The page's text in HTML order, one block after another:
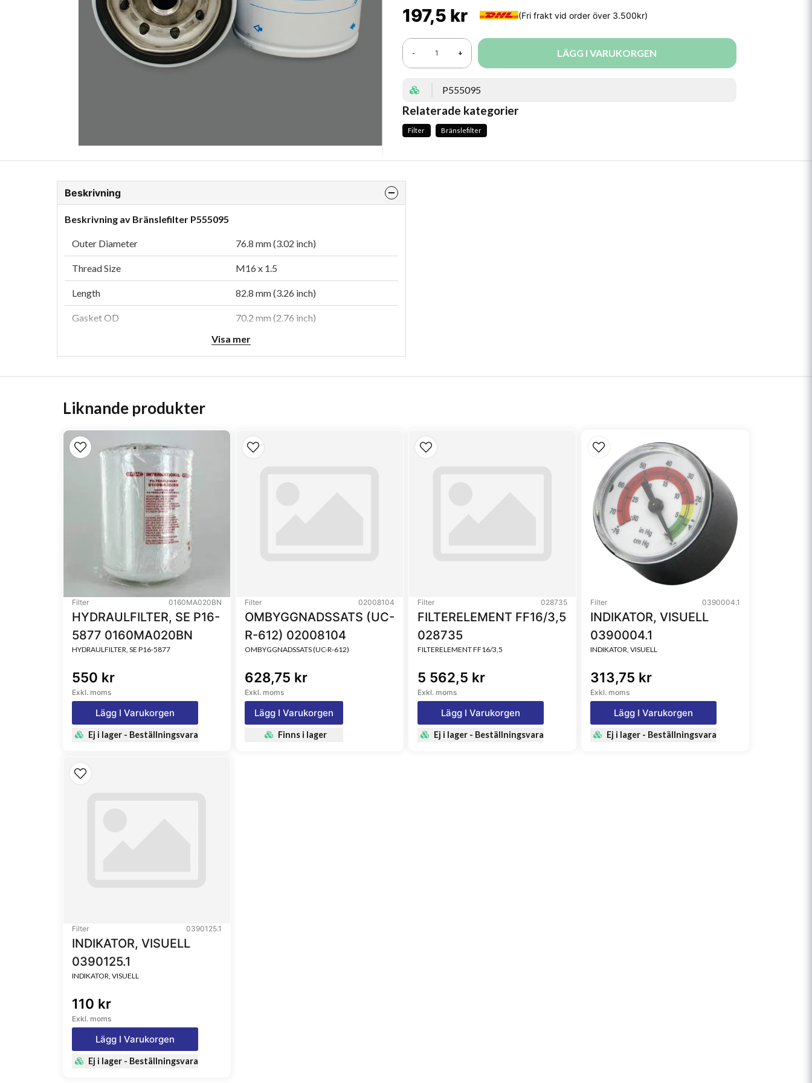
Fordonskem
Motorolja tunga fordon
197,5 kr
- + LÄGG I VARUKORGEN
P555095
Relaterade kategorier
Filter Bränslefilter
Beskrivning
Beskrivning av Bränslefilter P555095
Outer Diameter 76.8 mm (3.02 inch)
Thread Size M16 x 1.5
Length 82.8 mm (3.26 inch)
Gasket OD 70.2 mm (2.76 inch)
60.5 mm (2.38 inch)
Collapse Burst
Style Spin-On
Visa mer
Liknande produkter
Filter 0160MA020BN
HYDRAULFILTER, SE P16-
5877 0160MA020BN
HYDRAULFILTER, SE P16-5877
550 kr
Exkl. moms
Lägg I Varukorgen
Ej i lager - Beställningsvara
Filter 02008104
OMBYGGNADSSATS (UC-
R-612) 02008104
OMBYGGNADSSATS (UC-R-612)
628,75 kr
Exkl. moms
Lägg I Varukorgen
Finns i lager
Filter 028735
FILTERELEMENT FF16/3,5
028735
FILTERELEMENT FF16/3,5
5 562,5 kr
Exkl. moms
Lägg I Varukorgen
Ej i lager - Beställningsvara
Filter 0390004.1
INDIKATOR, VISUELL
0390004.1
INDIKATOR, VISUELL
313,75 kr
Exkl. moms
Lägg I Varukorgen
Ej i lager - Beställningsvara
Filter 0390125.1
INDIKATOR, VISUELL
0390125.1
INDIKATOR, VISUELL
110 kr
Exkl. moms
Lägg I Varukorgen
Ej i lager - Beställningsvara